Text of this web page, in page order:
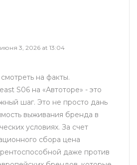
3, 2026 at 13:04
на факты.
S06 на «Автоторе» - это
шаг. Это не просто дань
выживания бренда в
условиях. За счет
сбора цена
даже против